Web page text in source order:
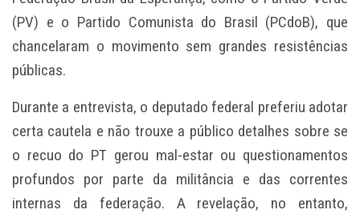
(PV) e o Partido Comunista do Brasil (PCdoB), que
chancelaram o movimento sem grandes resistências
públicas.
Durante a entrevista, o deputado federal preferiu adotar
certa cautela e não trouxe a público detalhes sobre se
o recuo do PT gerou mal-estar ou questionamentos
profundos por parte da militância e das correntes
internas da federação. A revelação, no entanto,